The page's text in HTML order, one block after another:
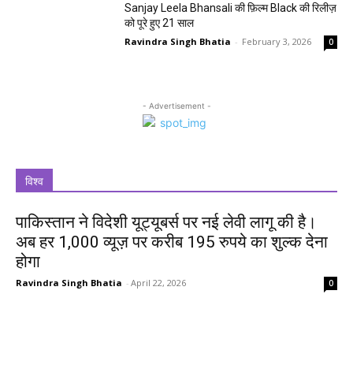
Sanjay Leela Bhansali की फ़िल्म Black की रिलीज़
को पूरे हुए 21 साल
Ravindra Singh Bhatia - February 3, 2026 0
- Advertisement -
विश्व
पाकिस्तान ने विदेशी यूट्यूबर्स पर नई लेवी लागू की है।
अब हर 1,000 व्यूज़ पर करीब 195 रुपये का शुल्क देना
होगा
Ravindra Singh Bhatia - April 22, 2026 0